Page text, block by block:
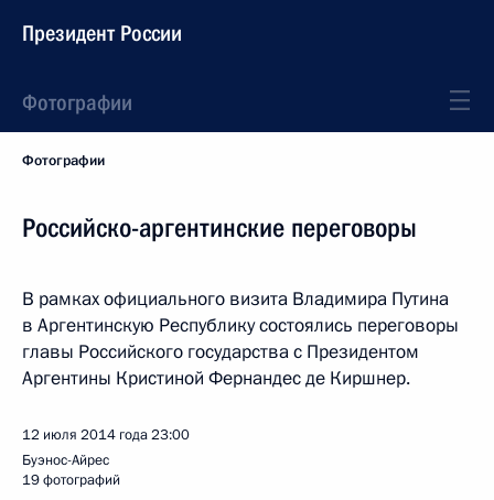
Президент России
Фотографии
Фотографии
Российско-аргентинские переговоры
В рамках официального визита Владимира Путина
в Аргентинскую Республику состоялись переговоры
главы Российского государства с Президентом
Аргентины Кристиной Фернандес де Киршнер.
12 июля 2014 года23:00
Буэнос-Айрес
19 фотографий